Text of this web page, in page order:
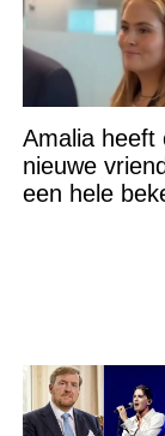
Amalia heeft
nieuwe
een hele